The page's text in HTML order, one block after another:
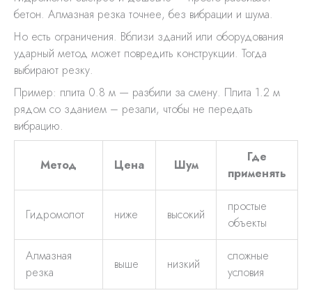
бетон. Алмазная резка точнее, без вибрации и шума.
Но есть ограничения. Вблизи зданий или оборудования
ударный метод может повредить конструкции. Тогда
выбирают резку.
Пример: плита 0.8 м — разбили за смену. Плита 1.2 м
рядом со зданием – резали, чтобы не передать
вибрацию.
Метод Цена Шум
Где
применять
Гидромолот ниже высокий
простые
объекты
Алмазная
резка
выше низкий
сложные
условия